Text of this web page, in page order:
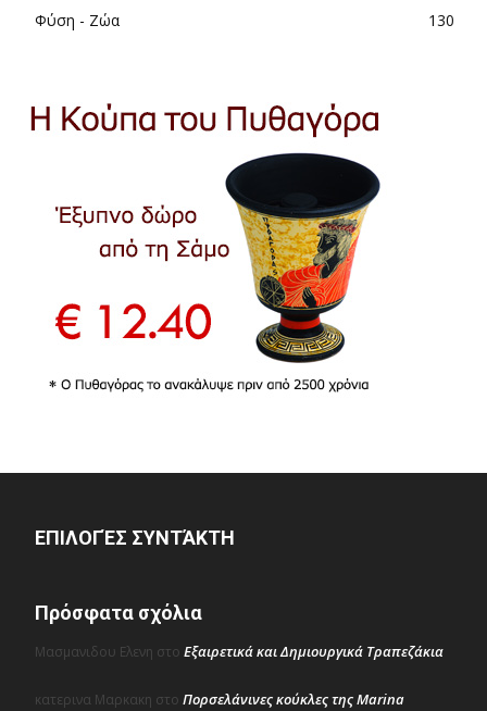
Φύση - Ζώα
130
ΕΠΙΛΟΓΈΣ ΣΥΝΤΆΚΤΗ
Πρόσφατα σχόλια
Μασμανιδου Ελενη στο Εξαιρετικά και Δημιουργικά Τραπεζάκια
κατερινα Μαρκακη στο Πορσελάνινες κούκλες της Marina